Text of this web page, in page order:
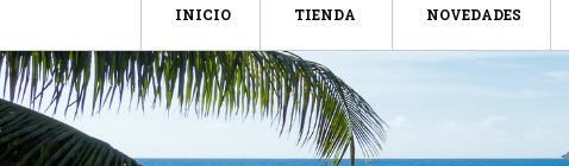
INICIO TIENDA NOVEDADES